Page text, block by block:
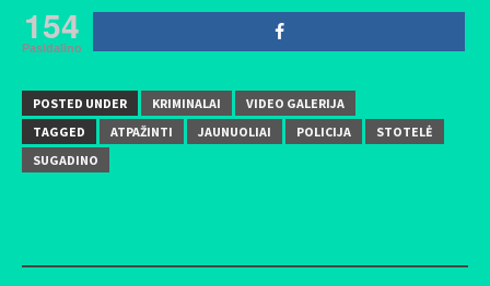
154
Pasidalino
POSTED UNDER KRIMINALAI
VIDEO GALERIJA
TAGGED
ATPAŽINTI JAUNUOLIAI POLICIJA
STOTELĖ
SUGADINO